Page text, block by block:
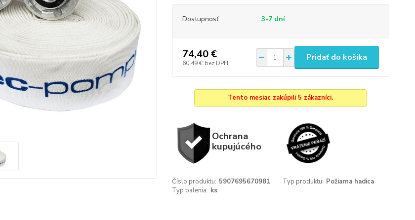
Dostupnosť 3-7 dní
74,40 €
60,49 € bez DPH
Pridať do košíka
Tento mesiac zakúpili 5 zákazníci.
Ochrana
kupujúcého
Číslo produktu: 5907695670981 Typ produktu: Požiarna hadica
Typ balenia: ks